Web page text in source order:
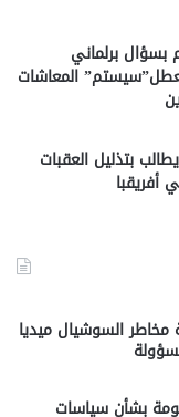
برلماني
المعاشات
بتذليل العقبات
أفريقبا
السوشيال ميديا
بشأن سياسات